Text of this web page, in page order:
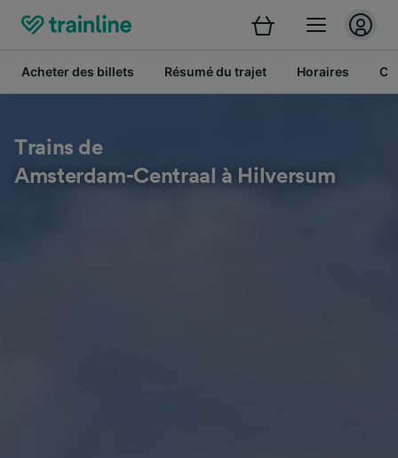
Acheter des billets Résumé du trajet Horaires
Trains de
Amsterdam-Centraal à Hilversum